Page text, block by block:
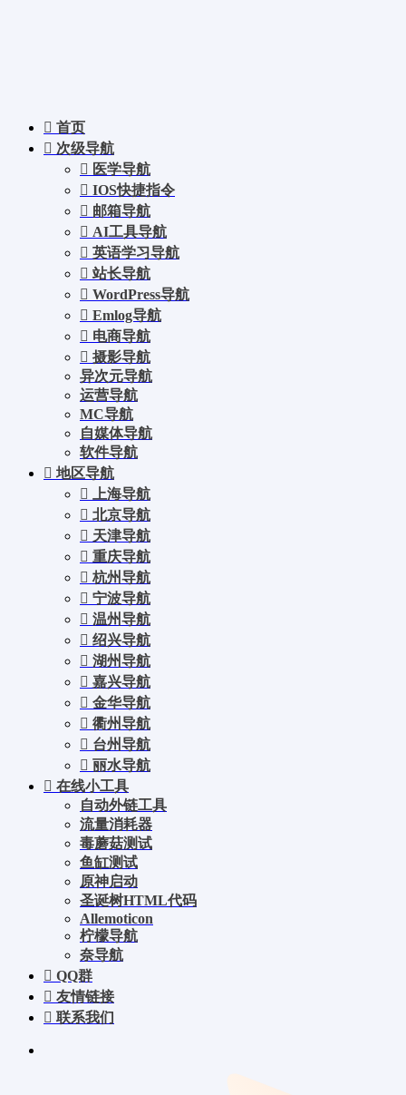
首页
次级导航
医学导航
IOS快捷指令
邮箱导航
AI工具导航
英语学习导航
站长导航
WordPress导航
Emlog导航
电商导航
摄影导航
异次元导航
运营导航
MC导航
自媒体导航
软件导航
地区导航
上海导航
北京导航
天津导航
重庆导航
杭州导航
宁波导航
温州导航
绍兴导航
湖州导航
嘉兴导航
金华导航
衢州导航
台州导航
丽水导航
在线小工具
自动外链工具
流量消耗器
毒蘑菇测试
鱼缸测试
原神启动
圣诞树HTML代码
Allemoticon
柠檬导航
奈导航
QQ群
友情链接
联系我们